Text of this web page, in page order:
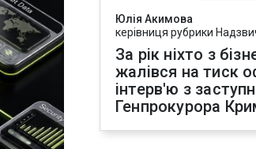
Юлія Акимова
керівниця рубрики
За рік ніхто з
жалівся на тиск
інтерв'ю з
Генпрокурора